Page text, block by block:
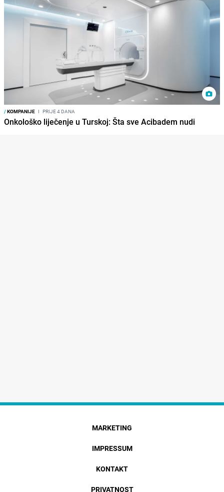
/KOMPANIJE I PRIJE 4 DANA
Onkološko liječenje u Turskoj: Šta sve Acibadem nudi
MARKETING
IMPRESSUM
KONTAKT
PRIVATNOST